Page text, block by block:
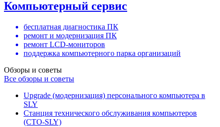
Компьютерный сервис
бесплатная диагностика ПК
ремонт и модернизация ПК
ремонт LCD-мониторов
поддержка компьютерного парка организаций
Обзоры и советы
Все обзоры и советы
Upgrade (модернизация) персонального компьютера в
SLY
Станция технического обслуживания компьютеров
(СТО-SLY)